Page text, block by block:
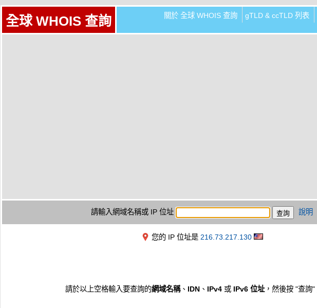
全球 WHOIS 查詢 關於 全球 WHOIS 查詢 gTLD & ccTLD 列表
請輸入網域名稱或 IP 位址 說明
您的 IP 位址是 216.73.217.130
請於以上空格輸入要查詢的網域名稱、 IDN 、 IPv4 或 IPv6 位址，然後按 "查詢"